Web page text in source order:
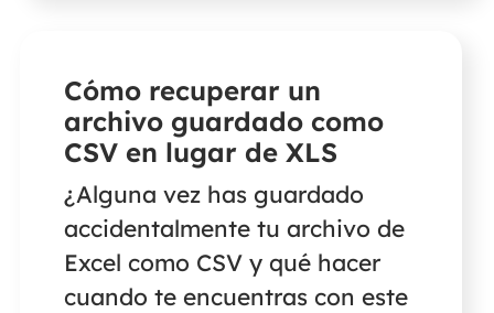
Cómo recuperar un
archivo guardado como
CSV en lugar de XLS
¿Alguna vez has guardado
accidentalmente tu archivo de
Excel como CSV y qué hacer
cuando te encuentras con este